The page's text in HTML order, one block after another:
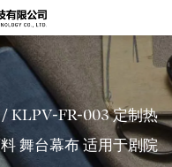
KLPV-FR-003 定制热
舞台幕布 适用于剧院